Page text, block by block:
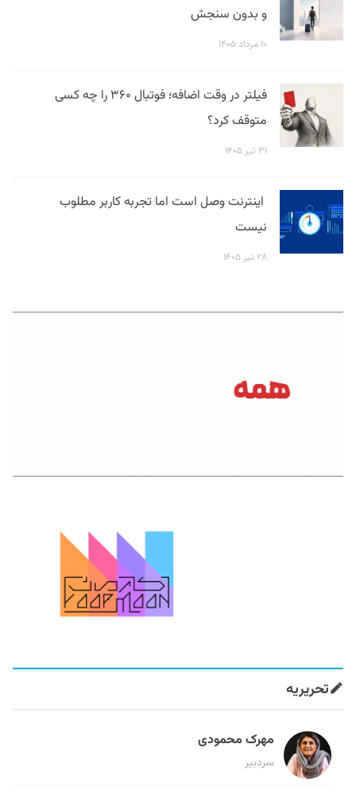
و بدون سنجش
۱۰ مرداد ۱۴۰۵
فیلتر در وقت اضافه؛ فوتبال ۳۶۰ را چه کسی
متوقف کرد؟
۳۱ تیر ۱۴۰۵
اینترنت وصل است اما تجربه کاربر مطلوب
نیست
۲۸ تیر ۱۴۰۵
تحریریه
مهرک محمودی
سردبیر